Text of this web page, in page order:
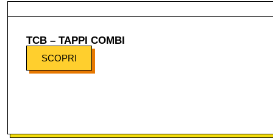
TCB – TAPPI COMBI
SCOPRI